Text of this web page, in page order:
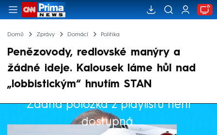
Domů Zprávy Domácí Politika
Penězovody, redlovské manýry a
žádné ideje. Kalousek láme hůl nad
„lobbistickým“ hnutím STAN
Žádná položka z playlistu není
dostupná.
Výběr redakce